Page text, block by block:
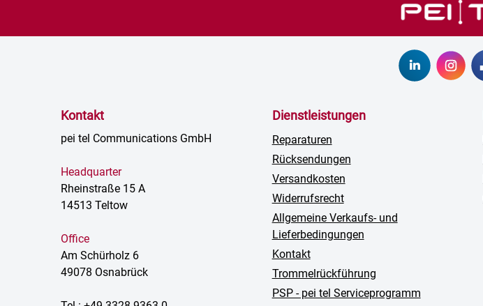
Kontakt
pei tel Communications GmbH
Headquarter
Rheinstraße 15 A
14513 Teltow
Office
Am Schürholz 6
49078 Osnabrück
Dienstleistungen
Reparaturen
Rücksendungen
Versandkosten
Widerrufsrecht
Allgemeine Verkaufs- und
Lieferbedingungen
Kontakt
Trommelrückführung
PSP - pei tel Serviceprogramm